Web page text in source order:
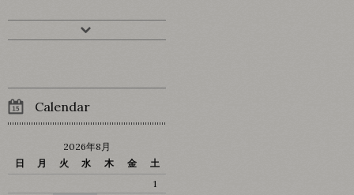
Calendar
2026年8月
日
月 火 水 木 金
土
1